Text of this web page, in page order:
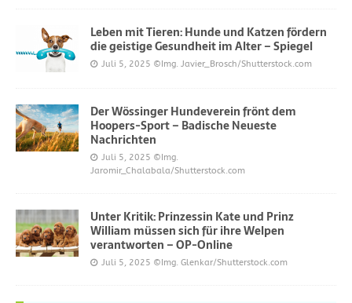
Leben mit Tieren: Hunde und Katzen fördern
die geistige Gesundheit im Alter – Spiegel
Juli 5, 2025 ©Img. Javier_Brosch/Shutterstock.com
Der Wössinger Hundeverein frönt dem
Hoopers-Sport – Badische Neueste
Nachrichten
Juli 5, 2025 ©Img.
Jaromir_Chalabala/Shutterstock.com
Unter Kritik: Prinzessin Kate und Prinz
William müssen sich für ihre Welpen
verantworten – OP-Online
Juli 5, 2025 ©Img. Glenkar/Shutterstock.com